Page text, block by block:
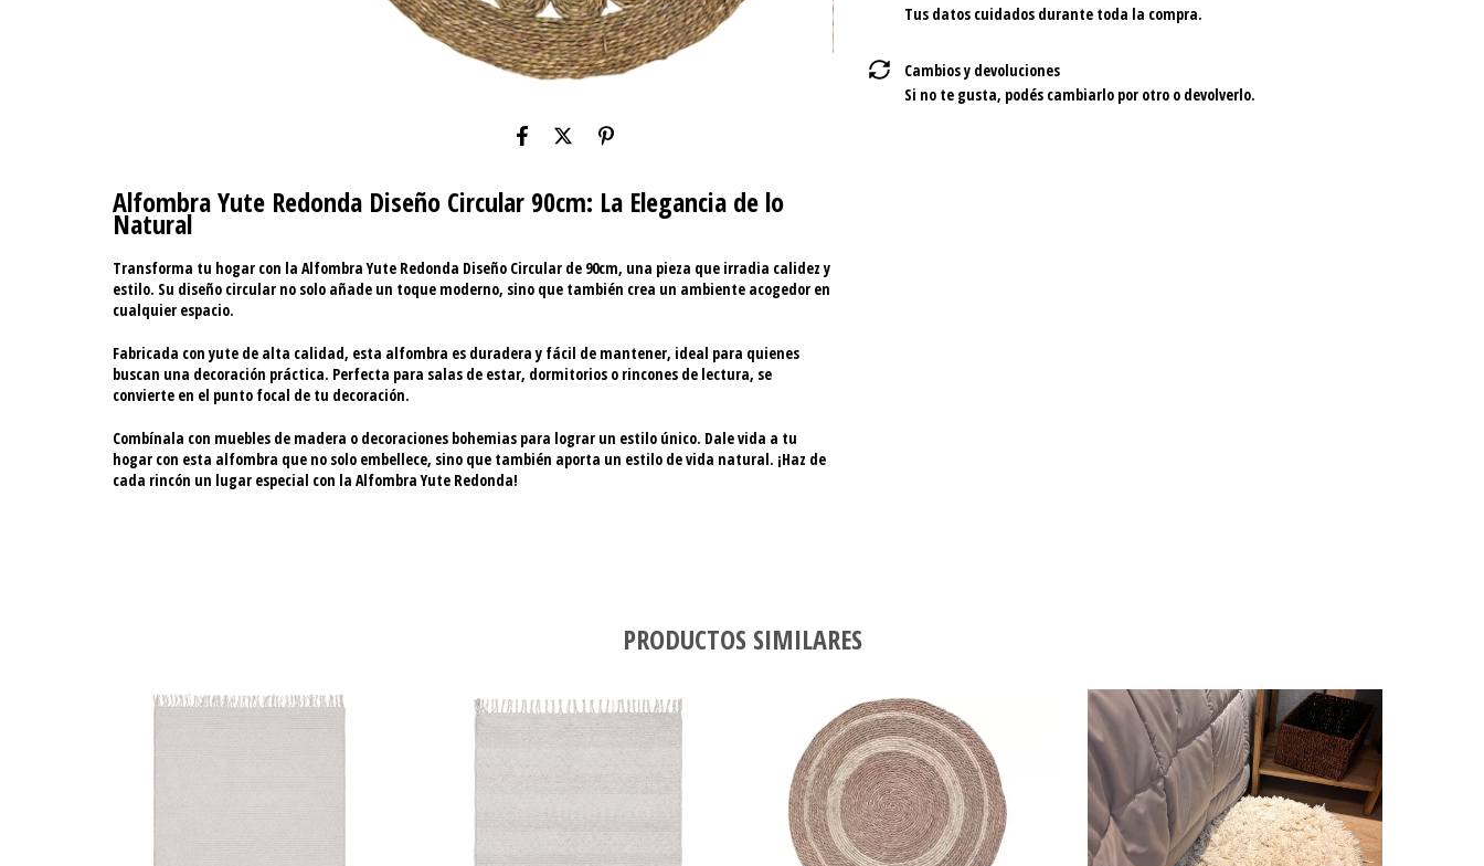
Alfombra Yute Redonda Diseño Circular 90cm: La Elegancia de lo
Natural
Transforma tu hogar con la Alfombra Yute Redonda Diseño Circular de 90cm, una pieza que irradia calidezy
estilo. Su diseño circular no solo añade un toque moderno, sino que también crea un ambiente acogedor en
cualquier espacio.
Fabricada con yute de alta calidad, esta alfombra es duraderay fácil de mantener, ideal para quienes
buscan una decoración práctica. Perfecta para salas de estar, dormitorios o rincones de lectura, se
convierte en el punto focal de tu decoración.
Combínala con muebles de madera o decoraciones bohemias para lograr un estilo único. Dale vida a tu
hogar con esta alfombra que no solo embellece, sino que también aporta un estilo de vida natural. ¡Haz de
cada rincón un lugar especial con la Alfombra Yute Redonda!
Tus datos cuidados durante toda la compra.
Cambios y devoluciones
Si no te gusta, podés cambiarlo por otro o devolverlo.
PRODUCTOS SIMILARES